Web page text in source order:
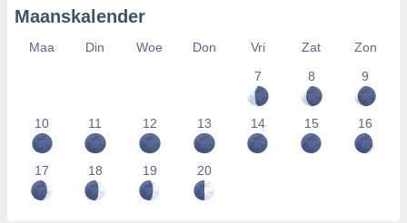
Maanskalender
Maa Din Woe Don Vri Zat
Zon
7
8 9
10 11 12 13 14 15 16
17 18 19 20